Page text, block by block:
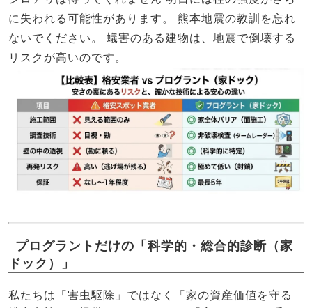
に失われる可能性があります。
熊本地震の教訓を忘れ
ないでください。
蟻害のある建物は、地震で倒壊する
リスクが高いのです。
プログラントだけの「科学的・総合的診断（家
ドック）」
私たちは「害虫駆除」ではなく「家の資産価値を守る